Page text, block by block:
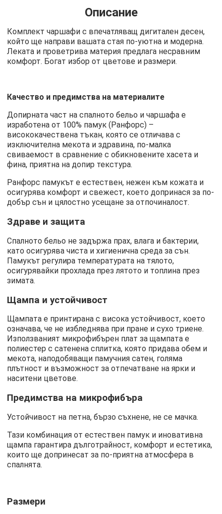
Описание
Комплект чаршафи с впечатляващ дигитален десен,
който ще направи вашата стая по-уютна и модерна.
Леката и проветрива материя предлага несравним
комфорт. Богат избор от цветове и размери.
Качество и предимства на материалите
Допирната част на спалното бельо и чаршафа е
изработена от 100% памук (Ранфорс) –
висококачествена тъкан, която се отличава с
изключителна мекота и здравина, по-малка
свиваемост в сравнение с обикновените хасета и
фина, приятна на допир текстура.
Ранфорс памукът е естествен, нежен към кожата и
осигурява комфорт и свежест, което допринася за по-
добър сън и цялостно усещане за отпочиналост.
Здраве и защита
Спалното бельо не задържа прах, влага и бактерии,
като осигурява чиста и хигиенична среда за сън.
Памукът регулира температурата на тялото,
осигурявайки прохлада през лятото и топлина през
зимата.
Щампа и устойчивост
Щампата е принтирана с висока устойчивост, което
означава, че не избледнява при пране и сухо триене.
Използваният микрофибърен плат за щампата е
полиестер с сатенена сплитка, която придава обем и
мекота, наподобяващи памучния сатен, голяма
плътност и възможност за отпечатване на ярки и
наситени цветове.
Предимства на микрофибъра
Устойчивост на петна, бързо съхнене, не се мачка.
Тази комбинация от естествен памук и иновативна
щампа гарантира дълготрайност, комфорт и естетика,
които ще допринесат за по-приятна атмосфера в
спалнята.
Размери